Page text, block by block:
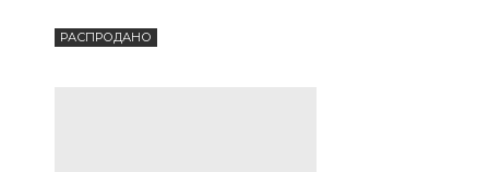
РАСПРОДАНО